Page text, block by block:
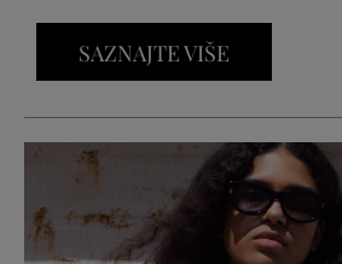
SAZNAJTE VIŠE